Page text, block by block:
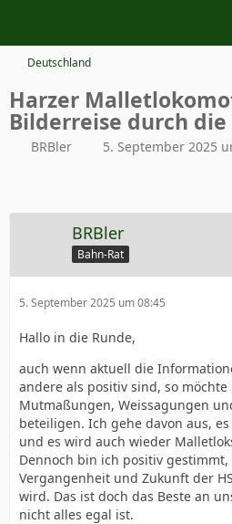
Deutschland
Harzer
Bilderreise durch
BRBler 5. September 2025
BRBler
Bahn-Rat
5. September 2025 um 08:45
Hallo in die Runde,
auch wenn aktuell die
andere als positiv sind, so
Mutmaßungen, Weissagungen
beteiligen. Ich gehe davon aus,
und es wird auch wieder
Dennoch bin ich positiv
Vergangenheit und Zukunft der
wird. Das ist doch das Beste an
nicht alles egal ist.